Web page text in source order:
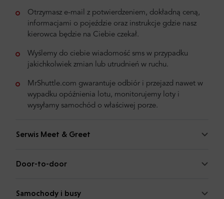
Otrzymasz e-mail z potwierdzeniem, dokładną ceną,
informacjami o pojeździe oraz instrukcje gdzie nasz
kierowca będzie na Ciebie czekał.
Wyślemy do ciebie wiadomość sms w przypadku
jakichkolwiek zmian lub utrudnień w ruchu.
MrShuttle.com gwarantuje odbiór i przejazd nawet w
wypadku opóźnienia lotu, monitorujemy loty i
wysyłamy samochód o właściwej porze.
Serwis Meet & Greet
Door-to-door
Samochody i busy